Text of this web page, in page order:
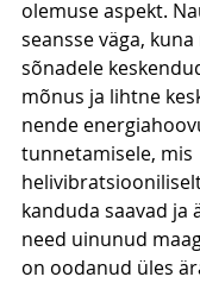
olemuse aspekt.
seansse väga,
sõnadele
mõnus ja lihtne
nende
tunnetamisele, mis
kanduda saavad ja
need uinunud
on oodanud üles